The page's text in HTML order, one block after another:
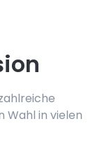
Wahl in vielen